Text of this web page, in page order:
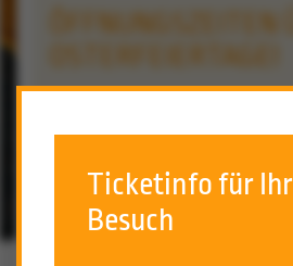
Ticketinfo für
Besuch
ÖFFNUNGSZEITEN